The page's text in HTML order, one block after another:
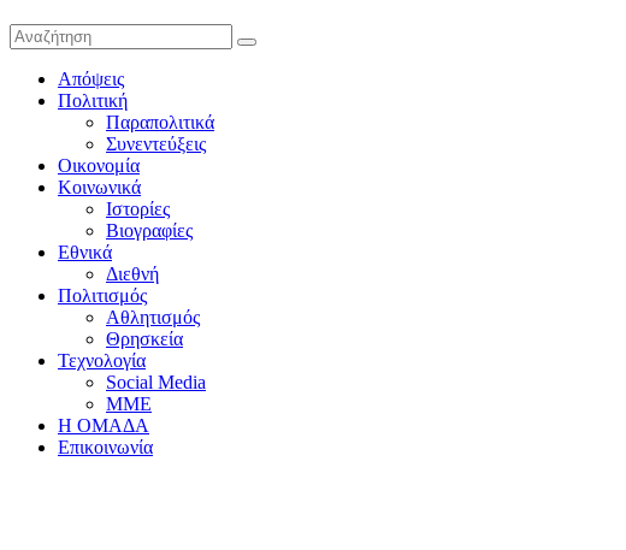
Απόψεις
Πολιτική
Παραπολιτικά
Συνεντεύξεις
Οικονομία
Κοινωνικά
Ιστορίες
Βιογραφίες
Εθνικά
Διεθνή
Πολιτισμός
Αθλητισμός
Θρησκεία
Τεχνολογία
Social Media
ΜΜΕ
Η ΟΜΑΔΑ
Επικοινωνία